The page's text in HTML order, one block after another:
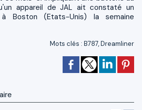
appareil de JAL ait constaté un
à Boston (Etats-Unis) la semaine
Mots clés : B787,Dreamliner